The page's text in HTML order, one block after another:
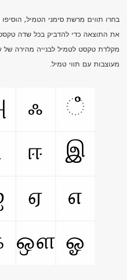
בחרו תווים מרשת סימני הטמיל,
את התוצאה כדי להדביק בכל שדה
מקלדת טקסט לטמיל לבנייה מהירה של
מעוצבות עם תווי טמיל.
ஂ
ஃ
இ
ஈ
எ
ஏ
ஓ
ஔ